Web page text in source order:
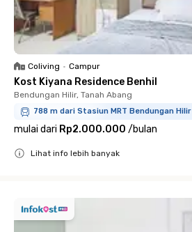
Coliving • Campur
Kost Kiyana Residence Benhil
Bendungan Hilir, Tanah Abang
788 m dari Stasiun MRT Bendungan Hilir
mulai dari Rp2.000.000 /bulan
Lihat info lebih banyak